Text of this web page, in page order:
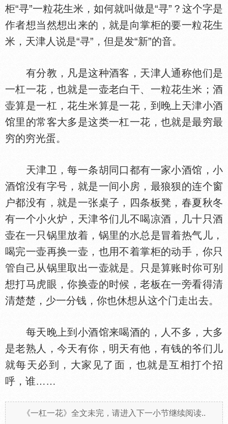
柜“寻”一粒花生米，如何就叫做是“寻”？这个字是
作者想当然想出来的，就是向掌柜的要一粒花生
米，天津人说是“寻”，但是发“新”的音。
有分教，凡是这种酒客，天津人通称他们是
一杠一花，也就是一壶老白干、一粒花生米；酒
壶算是一杠，花生米算是一花，到晚上天津小酒
馆里的常客大多是这类一杠一花，也就是最穷最
穷的穷光蛋。
天津卫，每一条胡同口都有一家小酒馆，小
酒馆没有字号，就是一间小房，最狼狈的连个窗
户都没有，就是一张桌子，四条板凳，春夏秋冬
有一个小火炉，天津爷们儿不喝凉酒，几十只酒
壶在一只锅里放着，锅里的
总是冒着热气儿，
喝完一壶再换一壶，也用不着掌柜的动手，你只
管自己从锅里取出一壶就是。只是算账时你可别
想打马虎眼，你换壶的时候，老板在一旁看得清
清楚楚，少一分钱，你也休想从这个门走出去。
每天晚上到小酒馆来喝酒的，人不多，大多
是老熟人，今天有你，明天有他，有钱的爷们儿
就每天必到，大家见了面，也就是互相打个招
呼，谁……
《一杠一花》全文未完，请进入下一小节继续阅读..